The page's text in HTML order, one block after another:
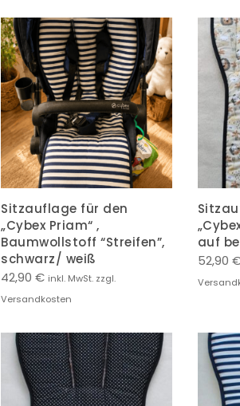
Sitzauflage für den
„Cybex Priam“ ,
Baumwollstoff “Streifen”,
schwarz/ weiß
42,90 € inkl. MwSt. zzgl.
Versandkosten
auf
52,90